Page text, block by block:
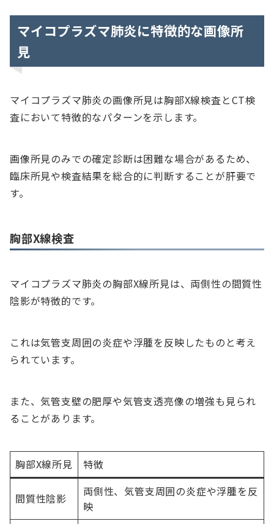
マイコプラズマ肺炎に特徴的な画像所
見
マイコプラズマ肺炎の画像所見は胸部X線検査とCT検
査において特徴的なパターンを示します。
画像所見のみでの確定診断は困難な場合があるため、
臨床所見や検査結果を総合的に判断することが肝要で
す。
胸部X線検査
マイコプラズマ肺炎の胸部X線所見は、両側性の間質性
陰影が特徴的です。
これは気管支周囲の炎症や浮腫を反映したものと考え
られています。
また、気管支壁の肥厚や気管支透亮像の増強も見られ
ることがあります。
胸部X線所見 特徴
間質性陰影
両側性、気管支周囲の炎症や浮腫を反
映